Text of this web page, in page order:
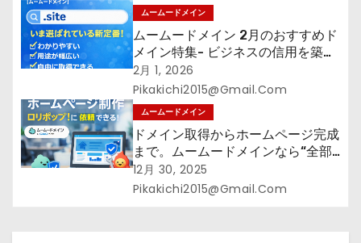
ムームードメイン
ムームードメイン 2月のおすすめド
メイン特集- ビジネスの信用を築く
――そのすべての起点となるのが独
自ドメイン
2月 1, 2026
Pikakichi2015@gmail.com
ムームードメイン
ドメイン取得からホームページ完成
まで。ムームードメインなら“全部
まとめて”安心スタート
12月 30, 2025
Pikakichi2015@gmail.com